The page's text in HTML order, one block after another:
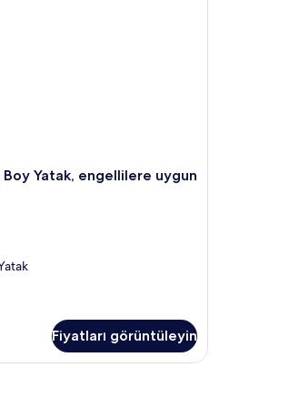
Yatak, engellilere uygun
Fiyatları görüntüleyin